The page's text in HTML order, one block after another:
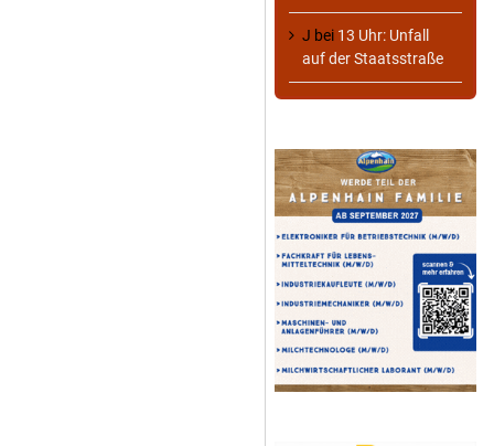
J bei 13 Uhr: Unfall
auf der Staatsstraße